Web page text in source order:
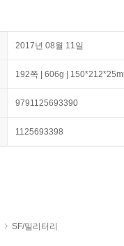
2017년 08월 11일
192쪽 | 606g |
9791125693390
1125693398
SF/밀리터리